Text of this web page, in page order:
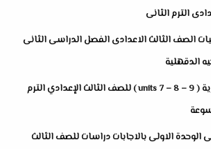
الترم الثانى
الصف الثالث الاعدادى الفصل الدراسى الثانى
إمتحان لغة انجليزية ( units 7 – 8 – 9 ) للصف الثالث الإعدادي الترم
الاولى بالاجابات دراسات للصف الثالث